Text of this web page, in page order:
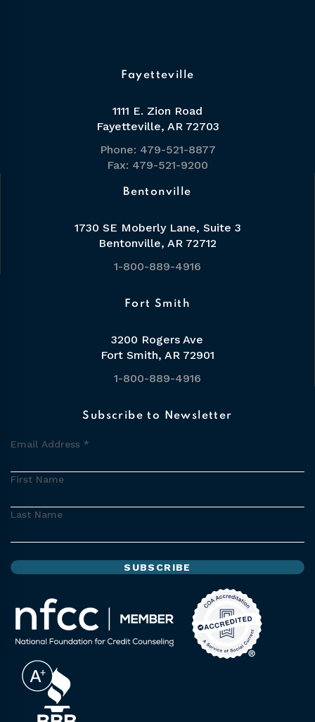
Fayetteville
1111 E. Zion Road
Fayetteville, AR 72703
Phone: 479-521-8877
Fax: 479-521-9200
Bentonville
1730 SE Moberly Lane, Suite 3
Bentonville, AR 72712
1-800-889-4916
Fort Smith
3200 Rogers Ave
Fort Smith, AR 72901
1-800-889-4916
Subscribe to Newsletter
Email Address *
First Name
Last Name